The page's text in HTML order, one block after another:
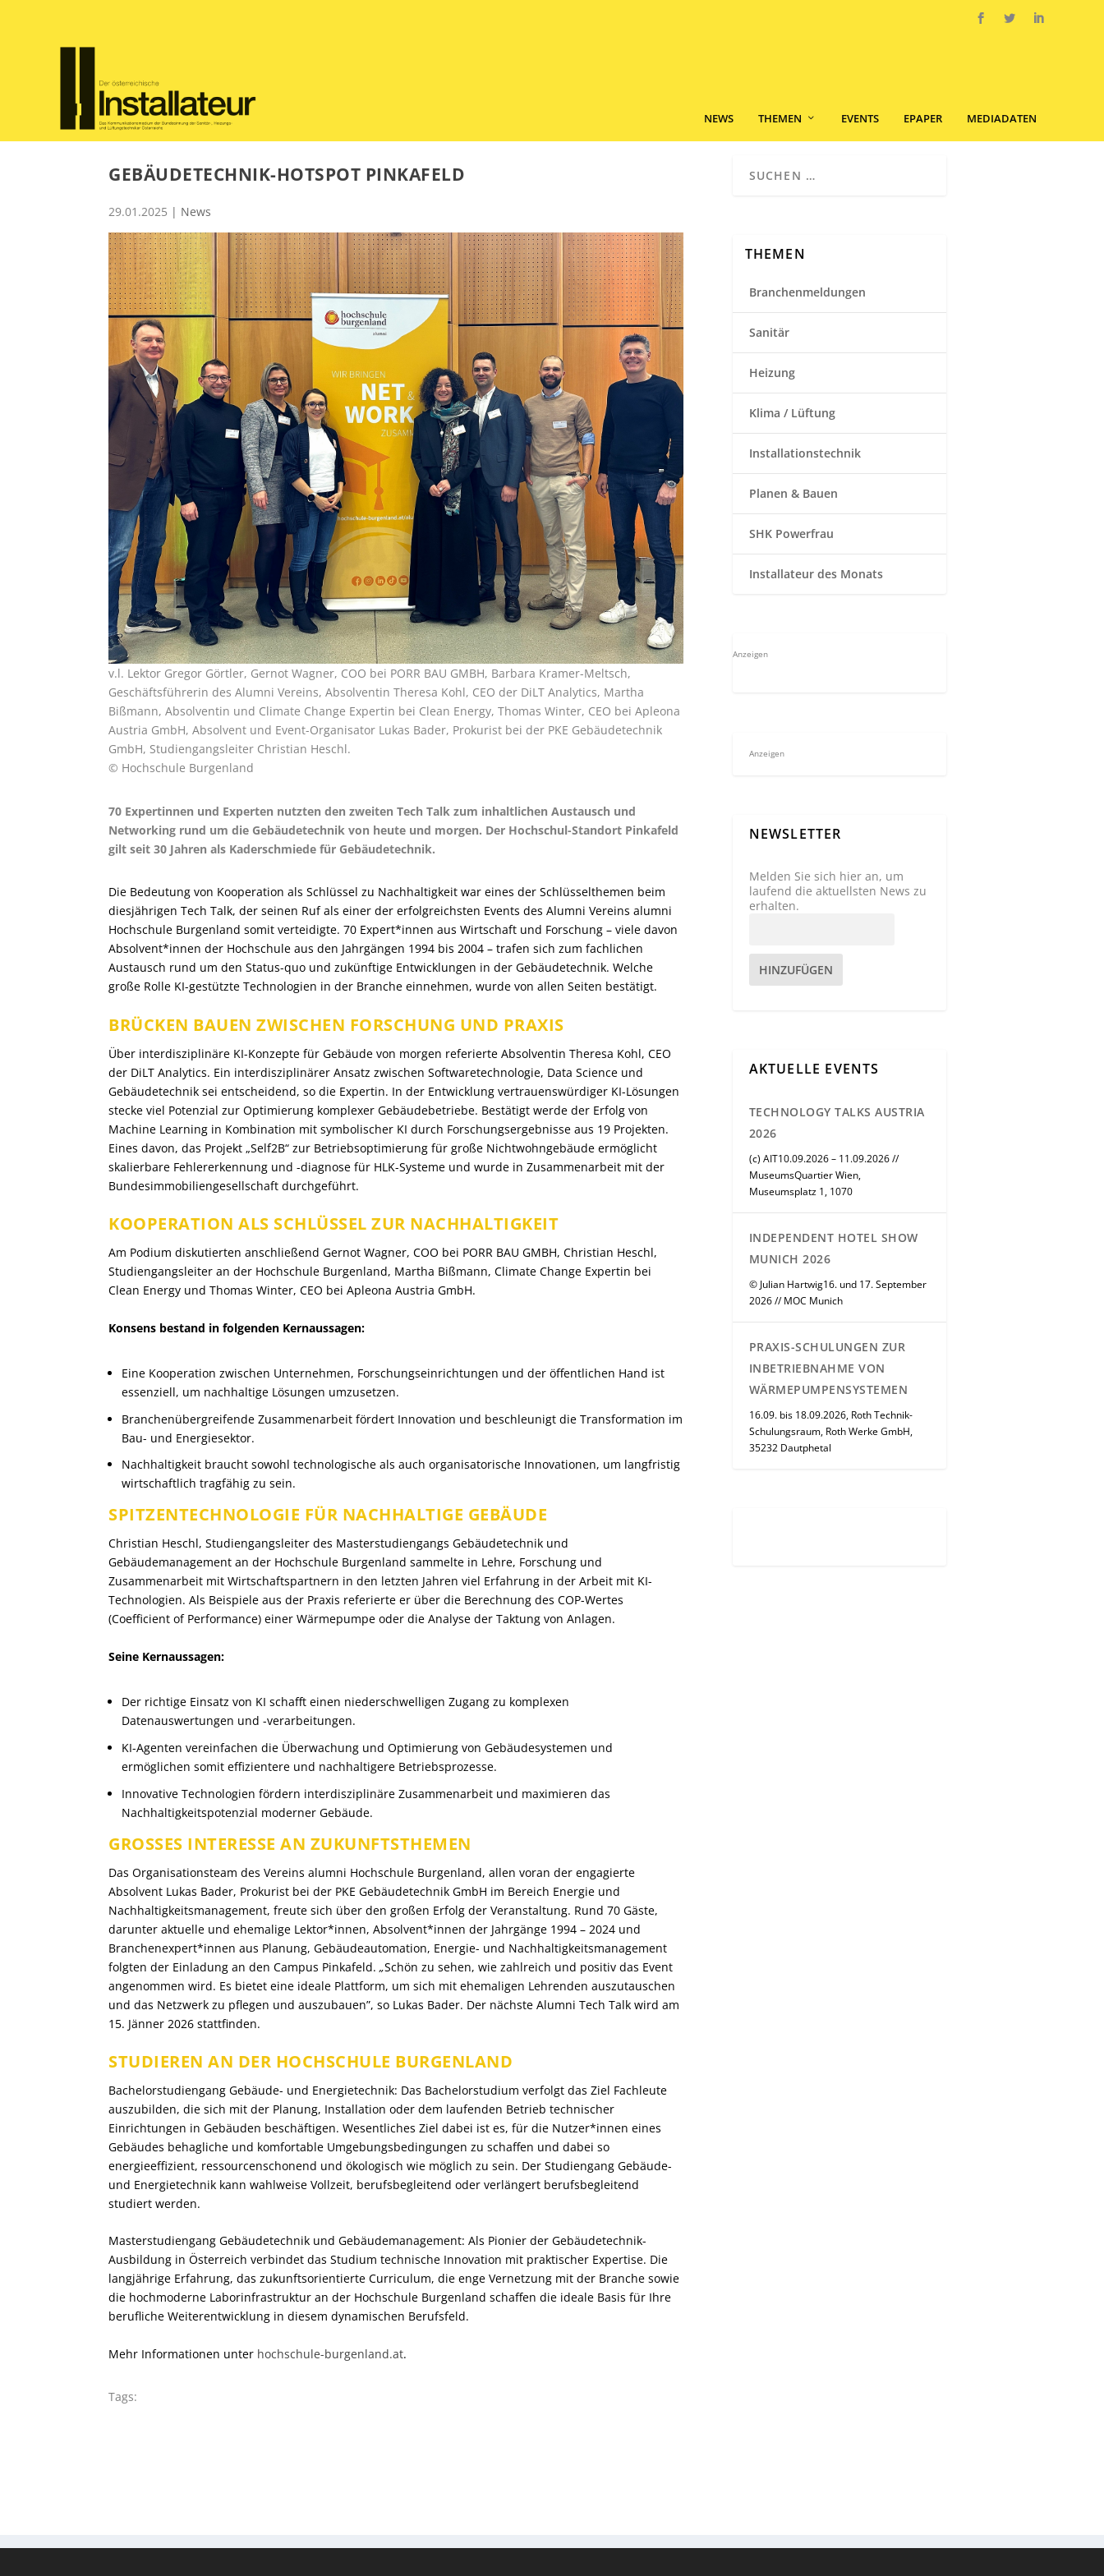
NEWS THEMEN EVENTS EPAPER MEDIADATEN
GEBÄUDETECHNIK-HOTSPOT PINKAFELD
29.01.2025 | News
v.l. Lektor Gregor Görtler, Gernot Wagner, COO bei PORR BAU GMBH, Barbara Kramer-Meltsch,
Geschäftsführerin des Alumni Vereins, Absolventin Theresa Kohl, CEO der DiLT Analytics, Martha
Bißmann, Absolventin und Climate Change Expertin bei Clean Energy, Thomas Winter, CEO bei Apleona
Austria GmbH, Absolvent und Event-Organisator Lukas Bader, Prokurist bei der PKE Gebäudetechnik
GmbH, Studiengangsleiter Christian Heschl.
© Hochschule Burgenland
70 Expertinnen und Experten nutzten den zweiten Tech Talk zum inhaltlichen Austausch und
Networking rund um die Gebäudetechnik von heute und morgen. Der Hochschul-Standort Pinkafeld
gilt seit 30 Jahren als Kaderschmiede für Gebäudetechnik.
Die Bedeutung von Kooperation als Schlüssel zu Nachhaltigkeit war eines der Schlüsselthemen beim
diesjährigen Tech Talk, der seinen Ruf als einer der erfolgreichsten Events des Alumni Vereins alumni
Hochschule Burgenland somit verteidigte. 70 Expert*innen aus Wirtschaft und Forschung – viele davon
Absolvent*innen der Hochschule aus den Jahrgängen 1994 bis 2004 – trafen sich zum fachlichen
Austausch rund um den Status-quo und zukünftige Entwicklungen in der Gebäudetechnik. Welche
große Rolle KI-gestützte Technologien in der Branche einnehmen, wurde von allen Seiten bestätigt.
BRÜCKEN BAUEN ZWISCHEN FORSCHUNG UND PRAXIS
Über interdisziplinäre KI-Konzepte für Gebäude von morgen referierte Absolventin Theresa Kohl, CEO
der DiLT Analytics. Ein interdisziplinärer Ansatz zwischen Softwaretechnologie, Data Science und
Gebäudetechnik sei entscheidend, so die Expertin. In der Entwicklung vertrauenswürdiger KI-Lösungen
stecke viel Potenzial zur Optimierung komplexer Gebäudebetriebe. Bestätigt werde der Erfolg von
Machine Learning in Kombination mit symbolischer KI durch Forschungsergebnisse aus 19 Projekten.
Eines davon, das Projekt „Self2B“ zur Betriebsoptimierung für große Nichtwohngebäude ermöglicht
skalierbare Fehlererkennung und -diagnose für HLK-Systeme und wurde in Zusammenarbeit mit der
Bundesimmobiliengesellschaft durchgeführt.
KOOPERATION ALS SCHLÜSSEL ZUR NACHHALTIGKEIT
Am Podium diskutierten anschließend Gernot Wagner, COO bei PORR BAU GMBH, Christian Heschl,
Studiengangsleiter an der Hochschule Burgenland, Martha Bißmann, Climate Change Expertin bei
Clean Energy und Thomas Winter, CEO bei Apleona Austria GmbH.
Konsens bestand in folgenden Kernaussagen:
Eine Kooperation zwischen Unternehmen, Forschungseinrichtungen und der öffentlichen Hand ist
essenziell, um nachhaltige Lösungen umzusetzen.
Branchenübergreifende Zusammenarbeit fördert Innovation und beschleunigt die Transformation im
Bau- und Energiesektor.
Nachhaltigkeit braucht sowohl technologische als auch organisatorische Innovationen, um langfristig
wirtschaftlich tragfähig zu sein.
SPITZENTECHNOLOGIE FÜR NACHHALTIGE GEBÄUDE
Christian Heschl, Studiengangsleiter des Masterstudiengangs Gebäudetechnik und
Gebäudemanagement an der Hochschule Burgenland sammelte in Lehre, Forschung und
Zusammenarbeit mit Wirtschaftspartnern in den letzten Jahren viel Erfahrung in der Arbeit mit KI-
Technologien. Als Beispiele aus der Praxis referierte er über die Berechnung des COP-Wertes
(Coefficient of Performance) einer Wärmepumpe oder die Analyse der Taktung von Anlagen.
Seine Kernaussagen:
Der richtige Einsatz von KI schafft einen niederschwelligen Zugang zu komplexen
Datenauswertungen und -verarbeitungen.
KI-Agenten vereinfachen die Überwachung und Optimierung von Gebäudesystemen und
ermöglichen somit effizientere und nachhaltigere Betriebsprozesse.
Innovative Technologien fördern interdisziplinäre Zusammenarbeit und maximieren das
Nachhaltigkeitspotenzial moderner Gebäude.
GROSSES INTERESSE AN ZUKUNFTSTHEMEN
Das Organisationsteam des Vereins alumni Hochschule Burgenland, allen voran der engagierte
Absolvent Lukas Bader, Prokurist bei der PKE Gebäudetechnik GmbH im Bereich Energie und
Nachhaltigkeitsmanagement, freute sich über den großen Erfolg der Veranstaltung. Rund 70 Gäste,
darunter aktuelle und ehemalige Lektor*innen, Absolvent*innen der Jahrgänge 1994 – 2024 und
Branchenexpert*innen aus Planung, Gebäudeautomation, Energie- und Nachhaltigkeitsmanagement
folgten der Einladung an den Campus Pinkafeld. „Schön zu sehen, wie zahlreich und positiv das Event
angenommen wird. Es bietet eine ideale Plattform, um sich mit ehemaligen Lehrenden auszutauschen
und das Netzwerk zu pflegen und auszubauen”, so Lukas Bader. Der nächste Alumni Tech Talk wird am
15. Jänner 2026 stattfinden.
STUDIEREN AN DER HOCHSCHULE BURGENLAND
Bachelorstudiengang Gebäude- und Energietechnik: Das Bachelorstudium verfolgt das Ziel Fachleute
auszubilden, die sich mit der Planung, Installation oder dem laufenden Betrieb technischer
Einrichtungen in Gebäuden beschäftigen. Wesentliches Ziel dabei ist es, für die Nutzer*innen eines
Gebäudes behagliche und komfortable Umgebungsbedingungen zu schaffen und dabei so
energieeffizient, ressourcenschonend und ökologisch wie möglich zu sein. Der Studiengang Gebäude-
und Energietechnik kann wahlweise Vollzeit, berufsbegleitend oder verlängert berufsbegleitend
studiert werden.
Masterstudiengang Gebäudetechnik und Gebäudemanagement: Als Pionier der Gebäudetechnik-
Ausbildung in Österreich verbindet das Studium technische Innovation mit praktischer Expertise. Die
langjährige Erfahrung, das zukunftsorientierte Curriculum, die enge Vernetzung mit der Branche sowie
die hochmoderne Laborinfrastruktur an der Hochschule Burgenland schaffen die ideale Basis für Ihre
berufliche Weiterentwicklung in diesem dynamischen Berufsfeld.
Mehr Informationen unter hochschule-burgenland.at.
Tags:
THEMEN
Branchenmeldungen
Sanitär
Heizung
Klima / Lüftung
Installationstechnik
Planen & Bauen
SHK Powerfrau
Installateur des Monats
Anzeigen
Anzeigen
NEWSLETTER
Melden Sie sich hier an, um
laufend die aktuellsten News zu
erhalten.
HINZUFÜGEN
AKTUELLE EVENTS
TECHNOLOGY TALKS AUSTRIA
2026
(c) AIT10.09.2026 – 11.09.2026 //
MuseumsQuartier Wien,
Museumsplatz 1, 1070
INDEPENDENT HOTEL SHOW
MUNICH 2026
© Julian Hartwig16. und 17. September
2026 // MOC Munich
PRAXIS-SCHULUNGEN ZUR
INBETRIEBNAHME VON
WÄRMEPUMPENSYSTEMEN
16.09. bis 18.09.2026, Roth Technik-
Schulungsraum, Roth Werke GmbH,
35232 Dautphetal